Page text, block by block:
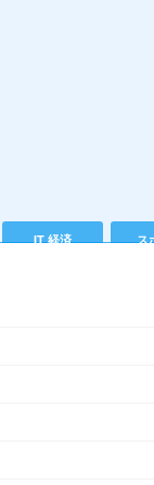
IT 経済 ス